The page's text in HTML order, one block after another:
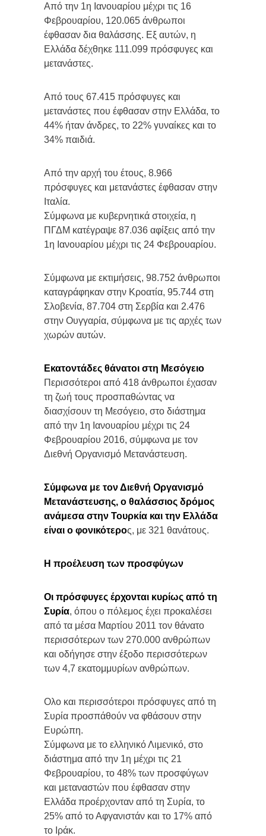
Από την 1η Ιανουαρίου μέχρι τις 16
Φεβρουαρίου, 120.065 άνθρωποι
έφθασαν δια θαλάσσης. Εξ αυτών, η
Ελλάδα δέχθηκε 111.099 πρόσφυγες και
μετανάστες.
Από τους 67.415 πρόσφυγες και
μετανάστες που έφθασαν στην Ελλάδα, το
44% ήταν άνδρες, το 22% γυναίκες και το
34% παιδιά.
Από την αρχή του έτους, 8.966
πρόσφυγες και μετανάστες έφθασαν στην
Ιταλία.
Σύμφωνα με κυβερνητικά στοιχεία, η
ΠΓΔΜ κατέγραψε 87.036 αφίξεις από την
1η Ιανουαρίου μέχρι τις 24 Φεβρουαρίου.
Σύμφωνα με εκτιμήσεις, 98.752 άνθρωποι
καταγράφηκαν στην Κροατία, 95.744 στη
Σλοβενία, 87.704 στη Σερβία και 2.476
στην Ουγγαρία, σύμφωνα με τις αρχές των
χωρών αυτών.
Εκατοντάδες θάνατοι στη Μεσόγειο
Περισσότεροι από 418 άνθρωποι έχασαν
τη ζωή τους προσπαθώντας να
διασχίσουν τη Μεσόγειο, στο διάστημα
από την 1η Ιανουαρίου μέχρι τις 24
Φεβρουαρίου 2016, σύμφωνα με τον
Διεθνή Οργανισμό Μετανάστευση.
Σύμφωνα με τον Διεθνή Οργανισμό
Μετανάστευσης, ο θαλάσσιος δρόμος
ανάμεσα στην Τουρκία και την Ελλάδα
είναι ο φονικότερος, με 321 θανάτους.
Η προέλευση των προσφύγων
Οι πρόσφυγες έρχονται κυρίως από τη
Συρία, όπου ο πόλεμος έχει προκαλέσει
από τα μέσα Μαρτίου 2011 τον θάνατο
περισσότερων των 270.000 ανθρώπων
και οδήγησε στην έξοδο περισσότερων
των 4,7 εκατομμυρίων ανθρώπων.
Ολο και περισσότεροι πρόσφυγες από τη
Συρία προσπάθούν να φθάσουν στην
Ευρώπη.
Σύμφωνα με το ελληνικό Λιμενικό, στο
διάστημα από την 1η μέχρι τις 21
Φεβρουαρίου, το 48% των προσφύγων
και μεταναστών που έφθασαν στην
Ελλάδα προέρχονταν από τη Συρία, το
25% από το Αφγανιστάν και το 17% από
το Ιράκ.